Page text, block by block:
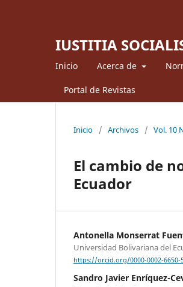
IUSTITIA
Inicio Acerca de
Portal de Revistas
Inicio / Archivos / Vol. 10
El cambio de
Ecuador
Antonella Monserrat
Universidad Bolivariana del
https://orcid.org/0000-0002-6650-
Sandro Javier Enríquez-